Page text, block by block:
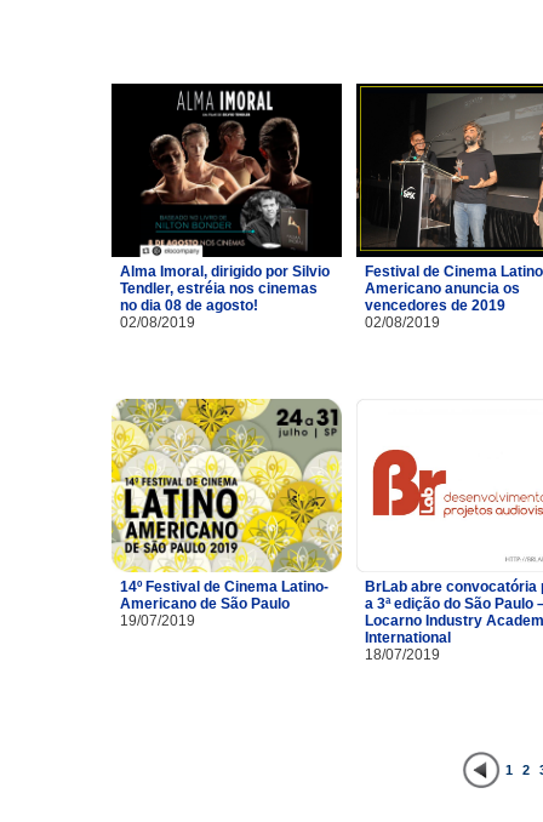
Alma Imoral, dirigido por Silvio
Tendler, estréia nos cinemas
no dia 08 de agosto!
02/08/2019
Festival de Cinema
Americano anuncia os
vencedores de 2019
02/08/2019
14º Festival de Cinema Latino-
Americano de São Paulo
19/07/2019
BrLab abre convocatória
a 3ª edição do São Paulo
Locarno Industry
International
18/07/2019
1 2